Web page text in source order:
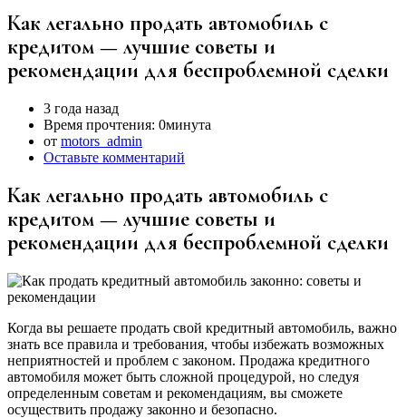
Как легально продать автомобиль с
кредитом — лучшие советы и
рекомендации для беспроблемной сделки
3 года назад
Время прочтения: 0минута
от motors_admin
Оставьте комментарий
Как легально продать автомобиль с
кредитом — лучшие советы и
рекомендации для беспроблемной сделки
Когда вы решаете продать свой кредитный автомобиль, важно
знать все правила и требования, чтобы избежать возможных
неприятностей и проблем с законом. Продажа кредитного
автомобиля может быть сложной процедурой, но следуя
определенным советам и рекомендациям, вы сможете
осуществить продажу законно и безопасно.